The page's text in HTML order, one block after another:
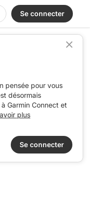
Se connecter
pensée pour vous
désormais
Garmin Connect et
plus
Se connecter